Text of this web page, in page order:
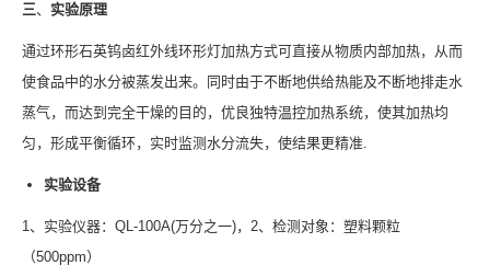
三、 实验原理
通过环形石英钨卤红外线环形灯加热方式可直接从物质内部加热，从而
使食品中的水分被蒸发出来。同时由于不断地供给热能及不断地排走水
蒸气，而达到完全干燥的目的，优良独特温控加热系统，使其加热均
匀，形成平衡循环，实时监测水分流失，使结果更精准.
实验设备
1、实验仪器：QL-100A(万分之一)，2、检测对象：塑料颗粒
（500ppm）